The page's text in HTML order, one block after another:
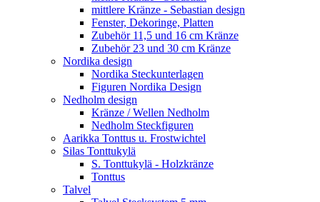
mittlere Kränze - Sebastian design
Fenster, Dekoringe, Platten
Zubehör 11,5 und 16 cm Kränze
Zubehör 23 und 30 cm Kränze
Nordika design
Nordika Steckunterlagen
Figuren Nordika Design
Nedholm design
Kränze / Wellen Nedholm
Nedholm Steckfiguren
Aarikka Tonttus u. Frostwichtel
Silas Tonttukylä
S. Tonttukylä - Holzkränze
Tonttus
Talvel